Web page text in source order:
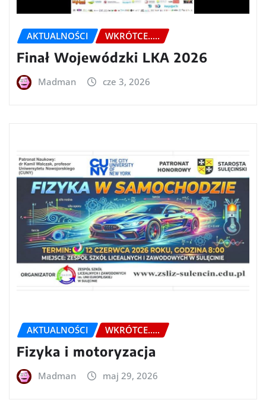
AKTUALNOŚCI WKRÓTCE.....
Finał Wojewódzki LKA 2026
Madman cze 3, 2026
AKTUALNOŚCI WKRÓTCE.....
Fizyka i motoryzacja
Madman maj 29, 2026